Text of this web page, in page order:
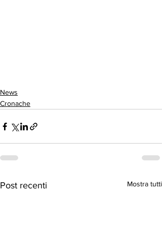
News
Cronache
Post recenti Mostra tutti